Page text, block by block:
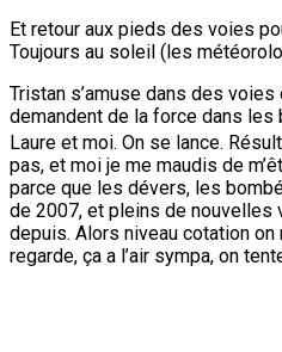
Et retour aux pieds des voies
Toujours au soleil (les
Tristan s’amuse dans des
demandent de la force dans les
Laure et moi. On se lance.
pas, et moi je me maudis de
parce que les dévers, les
de 2007, et pleins de nouvelles
depuis. Alors niveau cotation on
regarde, ça a l’air sympa, on